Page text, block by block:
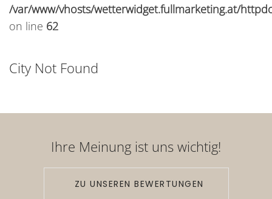
/var/www/vhosts/wetterwidget.fullmarketing.at/
on line 62
City Not Found
Ihre Meinung ist uns wichtig!
ZU UNSEREN BEWERTUNGEN